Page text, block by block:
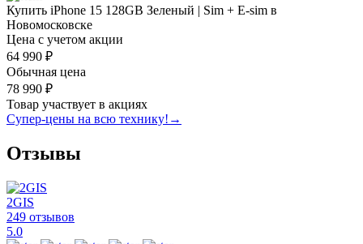
Купить iPhone 15 128GB Зеленый | Sim + E-sim в
Новомосковске
Цена с учетом акции
64 990 ₽
Обычная цена
78 990 ₽
Товар участвует в акциях
Супер-цены на всю технику! →
Отзывы
2GIS
249 отзывов
5.0